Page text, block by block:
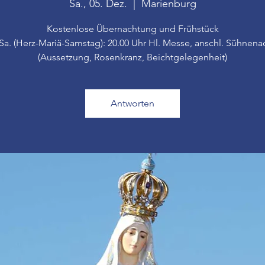
Sa., 05. Dez. Marienburg
Kostenlose Übernachtung und Frühstück
(Herz-Mariä-Samstag): 20.00 Uhr Hl. Messe, anschl.
(Aussetzung, Rosenkranz, Beichtgelegenheit)
Antworten